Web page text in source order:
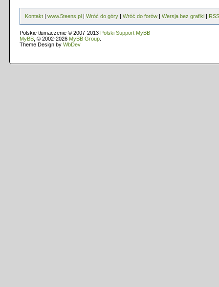
Kontakt | www.5teens.pl | Wróć do góry | Wróć do forów | Wersja bez grafiki | RSS
Polskie tłumaczenie © 2007-2013 Polski Support MyBB
MyBB , © 2002-2026 MyBB Group
Theme Design by WbDev